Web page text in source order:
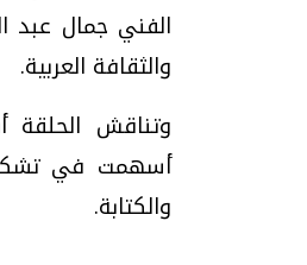
الفني جمال عبد
والثقافة العربية.
وتناقش الحلقة
أسهمت في تشكيل
والكتابة.
فيديو.. الإعلام الرقمي.. تقنيات
وتحديات هائلة